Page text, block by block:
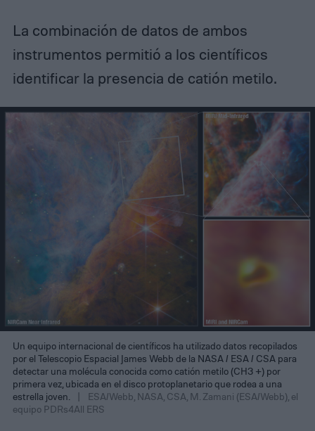
La combinación de datos de ambos
instrumentos permitió a los científicos
identificar la presencia de catión metilo.
Un equipo internacional de científicos ha utilizado datos recopilados
por el Telescopio Espacial James Webb de la NASA / ESA / CSA para
detectar una molécula conocida como catión metilo (CH3 +) por
primera vez, ubicada en el disco protoplanetario que rodea a una
estrella joven.
ESA/Webb, NASA, CSA, M. Zamani (ESA/Webb), el
equipo PDRs4All ERS